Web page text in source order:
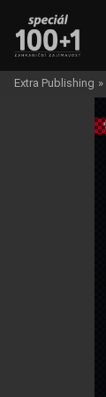
Extra Publishing »